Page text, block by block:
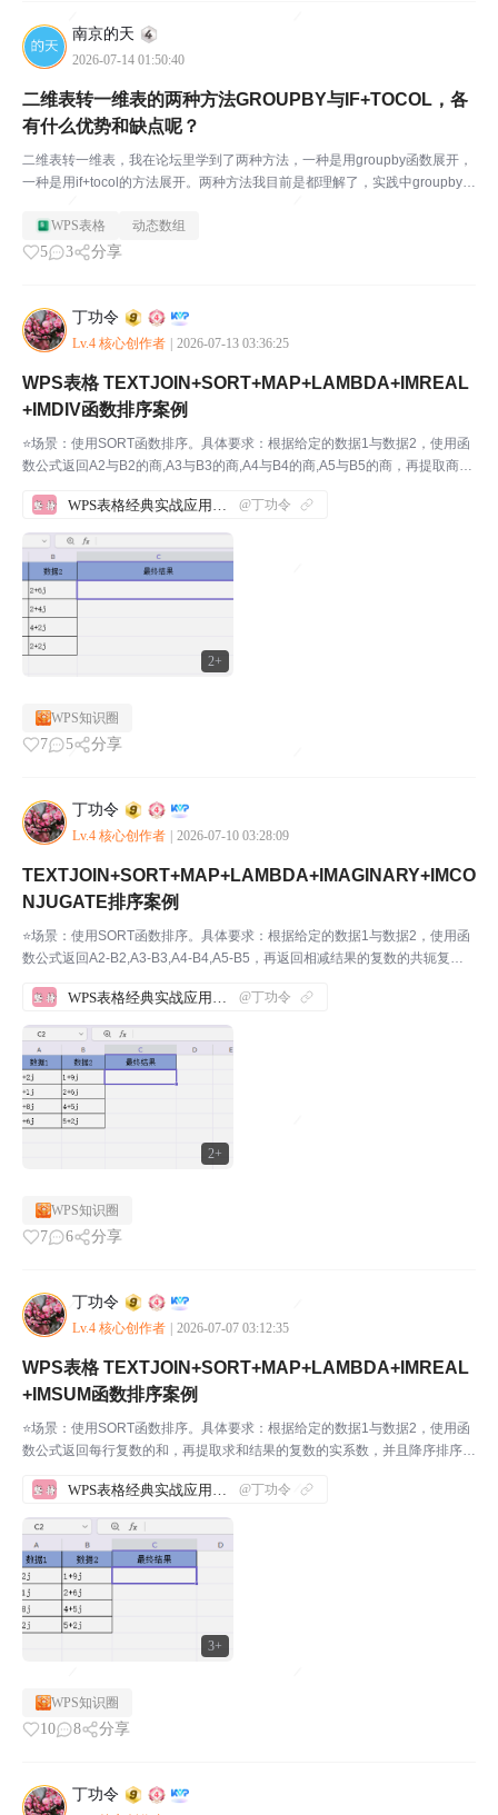
南京的天
2026-07-14 01:50:40
二维表转一维表的两种方法GROUPBY与IF+TOCOL，各
有什么优势和缺点呢？
二维表转一维表，我在论坛里学到了两种方法，一种是用groupby函数展开，
一种是用if+tocol的方法展开。两种方法我目前是都理解了，实践中groupby展
域有空值，需要再利用filte...
WPS表格 动态数组
5 3 分享
丁功令
Lv.4 核心创作者 2026-07-13 03:36:25
2+
WPS表格 TEXTJOIN+SORT+MAP+LAMBDA+IMREAL
+IMDIV函数排序案例
⭐场景：使用SORT函数排序。具体要求：根据给定的数据1与数据2，使用函
数公式返回A2与B2的商,A3与B3的商,A4与B4的商,A5与B5的商，再提取商的
子或被除数。B2...
@丁功令
WPS知识圈
7 5 分享
丁功令
Lv.4 核心创作者 2026-07-10 03:28:09
2+
TEXTJOIN+SORT+MAP+LAMBDA+IMAGINARY+IMCO
NJUGATE排序案例
⭐场景：使用SORT函数排序。具体要求：根据给定的数据1与数据2，使用函
数公式返回A2-B2,A3-B3,A4-B4,A5-B5，再返回相减结果的复数的共轭复数
份表格，并输入相应的...
@丁功令
WPS知识圈
7 6 分享
丁功令
Lv.4 核心创作者 2026-07-07 03:12:35
3+
WPS表格 TEXTJOIN+SORT+MAP+LAMBDA+IMREAL
+IMSUM函数排序案例
⭐场景：使用SORT函数排序。具体要求：根据给定的数据1与数据2，使用函
数公式返回每行复数的和，再提取求和结果的复数的实系数，并且降序排序，
容。如下图所示：我们来实际操作一下，帮助大...
@丁功令
WPS知识圈
10 8 分享
丁功令